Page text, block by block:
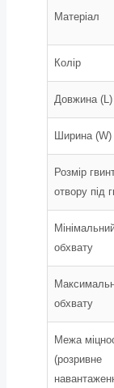
Матеріал
Колір
Довжина (L)
Ширина (W)
Розмір
отвору під
обхвату
обхвату
Межа
(розривне